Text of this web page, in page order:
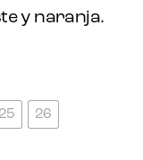
y naranja.
25 26